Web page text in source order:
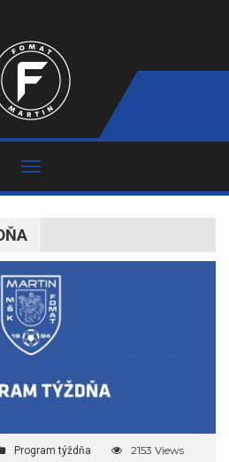
Program týždňa 2153 Views